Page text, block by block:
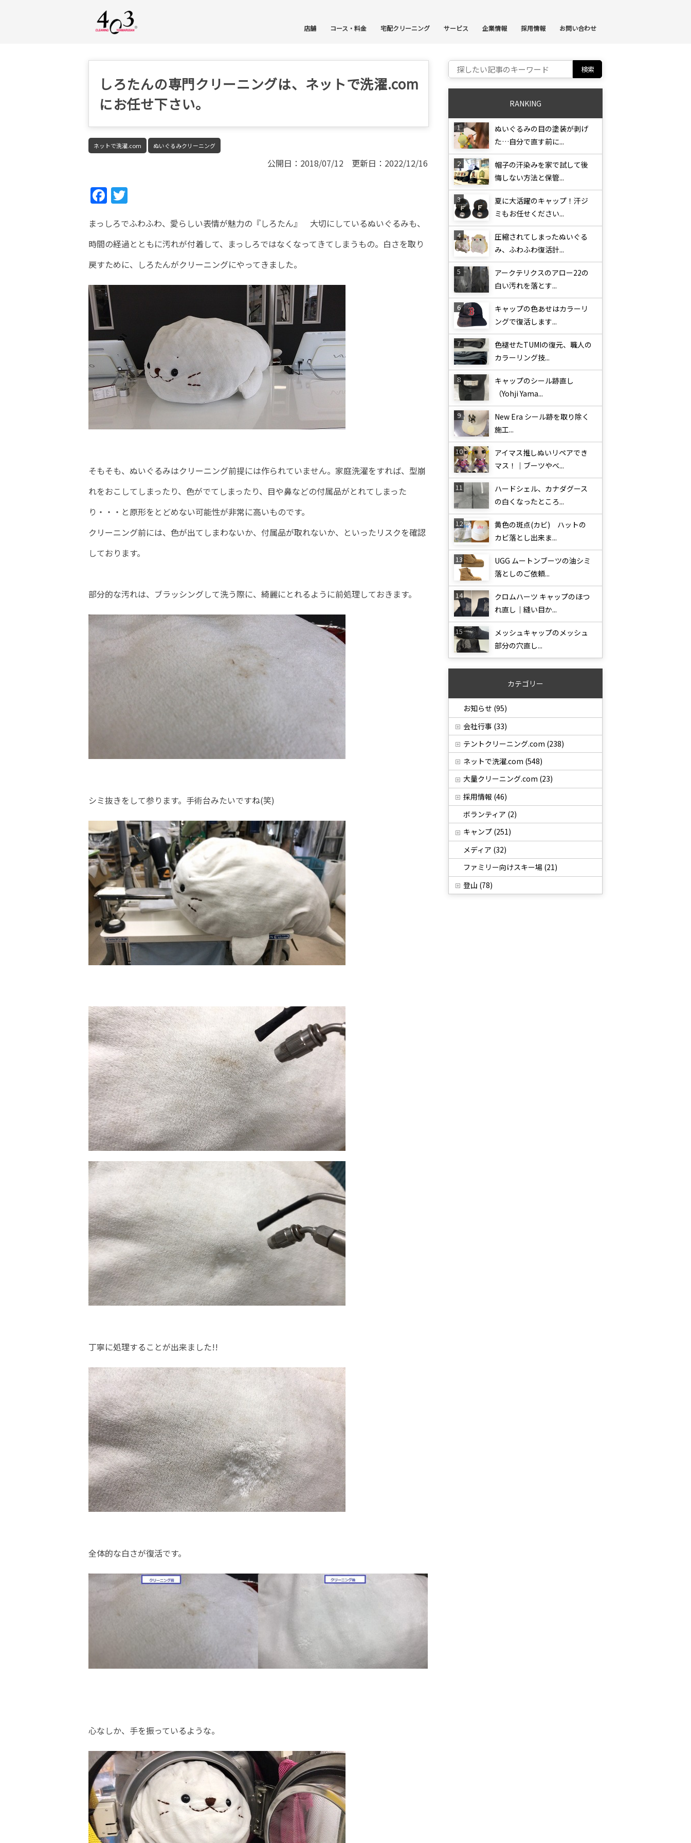
店舗 コース・料金 宅配クリーニング サービス 企業情報 採用情報 お問い合わせ
しろたんの専門クリーニングは、ネットで洗濯.com
にお任せ下さい。
ネットで洗濯.com ぬいぐるみクリーニング
公開日：2018/07/12 更新日：2022/12/16
Fac
ok
まっしろでふわふわ、愛らしい表情が魅力の『しろたん』 大切にしているぬいぐるみも、
時間の経過とともに汚れが付着して、まっしろではなくなってきてしまうもの。白さを取り
戻すために、しろたんがクリーニングにやってきました。
そもそも、ぬいぐるみはクリーニング前提には作られていません。家庭洗濯をすれば、型崩
れをおこしてしまったり、色がでてしまったり、目や鼻などの付属品がとれてしまった
り・・・と原形をとどめない可能性が非常に高いものです。
クリーニング前には、色が出てしまわないか、付属品が取れないか、といったリスクを確認
しております。
部分的な汚れは、ブラッシングして洗う際に、綺麗にとれるように前処理しておきます。
シミ抜きをして参ります。手術台みたいですね(笑)
丁寧に処理することが出来ました!!
全体的な白さが復活です。
心なしか、手を振っているような。
Search for:
RANKING
ぬいぐるみの目の塗装が剥げ
た…自分で直す前に...
帽子の汗染みを家で試して後
悔しない方法と保管...
夏に大活躍のキャップ！汗ジ
ミもお任せください...
圧縮されてしまったぬいぐる
み、ふわふわ復活計...
アークテリクスのアロー22の
白い汚れを落とす...
キャップの色あせはカラーリ
ングで復活します...
色褪せたTUMIの復元、職人の
カラーリング技...
キャップのシール跡直し
（Yohji Yama...
New Era シール跡を取り除く
施工...
アイマス推しぬいリペアでき
マス！｜ブーツやベ...
ハードシェル、カナダグース
の白くなったところ...
黄色の斑点(カビ) ハットの
カビ落とし出来ま...
UGG ムートンブーツの油シミ
落としのご依頼...
クロムハーツ キャップのほつ
れ直し｜縫い目か...
メッシュキャップのメッシュ
部分の穴直し...
カテゴリー
お知らせ (95)
会社行事 (33)
テントクリーニング.com (238)
ネットで洗濯.com (548)
大量クリーニング.com (23)
採用情報 (46)
ボランティア (2)
キャンプ (251)
メディア (32)
ファミリー向けスキー場 (21)
登山 (78)